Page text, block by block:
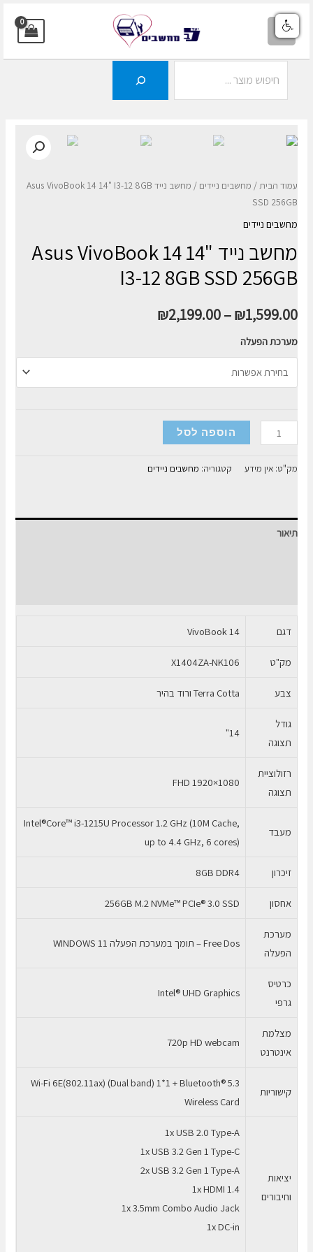
דילוג
לתוכן
MAIN
עמוד הבית/ מחשבים ניידים
/ מחשב נייד Asus VivoBook 14 14" I3-12 8GB
SSD 256GB
מחשבים ניידים
מחשב נייד Asus VivoBook 14 14"
I3-12 8GB SSD 256GB
₪1,599.00
–
₪2,199.00
מערכת הפעלה
כמות
של
מחשב
VivoBook
SSD
256GB
הוספה לסל
מק"ט:אין מידע קטגוריה: מחשבים ניידים
תיאור
דגם VivoBook 14
מק"ט X1404ZA-NK106
צבע Terra Cotta ורוד בהיר
גודל
תצוגה
14"
רזולוציית
תצוגה
FHD 1920×1080
מעבד
Intel®Core™ i3-1215U Processor 1.2 GHz (10M Cache,
up to 4.4 GHz, 6 cores)
זיכרון 8GB DDR4
אחסון 256GB M.2 NVMe™ PCIe® 3.0 SSD
מערכת
הפעלה
Free Dos – תומך במערכת הפעלה WINDOWS 11
כרטיס
גרפי
Intel® UHD Graphics
מצלמת
אינטרנט
720p HD webcam
קישוריות
Wi-Fi 6E(802.11ax) (Dual band) 1*1 + Bluetooth® 5.3
Wireless Card
יציאות
וחיבורים
1x USB 2.0 Type-A
1x USB 3.2 Gen 1 Type-C
2x USB 3.2 Gen 1 Type-A
1x HDMI 1.4
1x 3.5mm Combo Audio Jack
1x DC-in